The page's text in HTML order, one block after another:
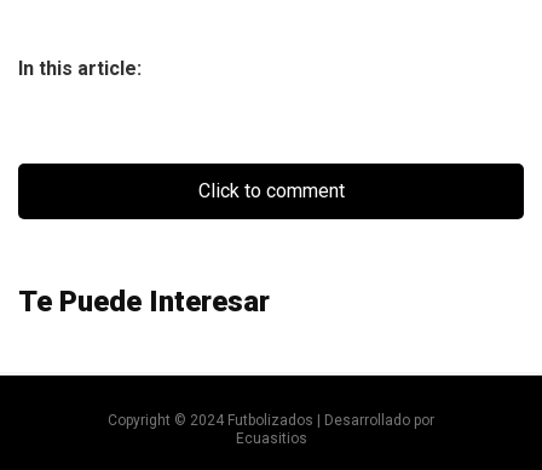
In this article:
Click to comment
Te Puede Interesar
Copyright © 2024 Futbolizados | Desarrollado por
Ecuasitios